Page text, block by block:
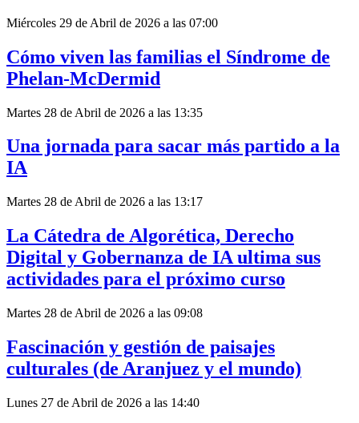
Miércoles 29 de Abril de 2026 a las 07:00
Cómo viven las familias el Síndrome de
Phelan-McDermid
Martes 28 de Abril de 2026 a las 13:35
Una jornada para sacar más partido a la
IA
Martes 28 de Abril de 2026 a las 13:17
La Cátedra de Algorética, Derecho
Digital y Gobernanza de IA ultima sus
actividades para el próximo curso
Martes 28 de Abril de 2026 a las 09:08
Fascinación y gestión de paisajes
culturales (de Aranjuez y el mundo)
Lunes 27 de Abril de 2026 a las 14:40